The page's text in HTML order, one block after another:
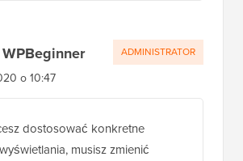
o 10:47
dostosować konkretne
musisz zmienić
ADMINISTRATOR